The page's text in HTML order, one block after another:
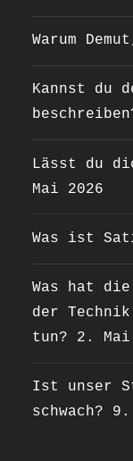
Warum
Kannst du
Lässt du
Mai 2026
Was ist
Was hat
der
tun?
2. Mai
Ist unser
schwach?